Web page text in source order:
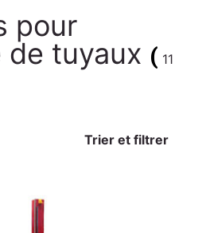
pour
de tuyaux ( 11
Trier et filtrer